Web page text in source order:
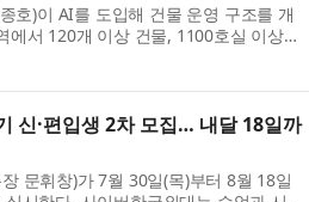
호)이 AI를 도입해 건물 운영 구조를 개
서 120개 이상 건물, 1100호실 이상을
시스템으로 재편한 것이다...
신·편입생 2차 모집… 내달 18일까
문휘창)가 7월 30일(목)부터 8월 18일